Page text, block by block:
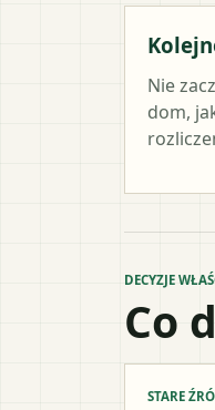
Nie
dom,
DECYZJE
Co
STARE